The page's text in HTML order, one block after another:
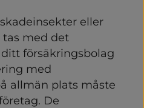
eller
med det
försäkringsbolag
med
allmän plats måste
De